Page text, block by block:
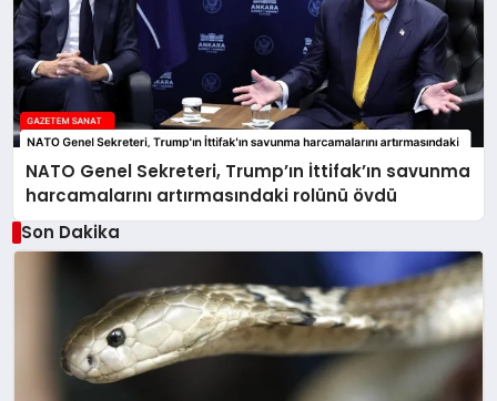
NATO Genel Sekreteri, Trump’ın İttifak’ın savunma
harcamalarını artırmasındaki rolünü övdü
Son Dakika